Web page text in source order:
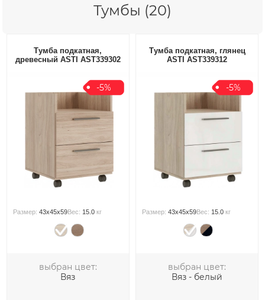
Тумбы (20)
Тумба подкатная,
древесный ASTI AST339302
-5%
Размер:43x45x59Вес: 15.0 кг
выбран цвет:
Вяз
Тумба подкатная, глянец
ASTI AST339312
-5%
Размер:43x45x59Вес: 15.0 кг
выбран цвет:
Вяз - белый